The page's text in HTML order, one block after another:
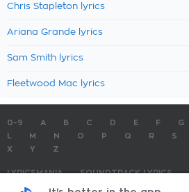
Chris Stapleton lyrics
Ariana Grande lyrics
Sam Smith lyrics
Fleetwood Mac lyrics
0-9 A B C D E F G
M N O P Q R S
X
Y Z
LYRICSMANIA SOUNDTRACK LYRICS
TOP 100 LYRICS